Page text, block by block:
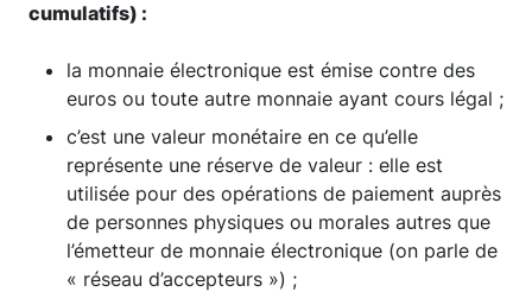
cumulatifs) :
la monnaie électronique est émise contre des
euros ou toute autre monnaie ayant cours légal ;
c’est une valeur monétaire en ce qu’elle
représente une réserve de valeur : elle est
utilisée pour des opérations de paiement auprès
de personnes physiques ou morales autres que
l’émetteur de monnaie électronique (on parle de
« réseau d’accepteurs ») ;